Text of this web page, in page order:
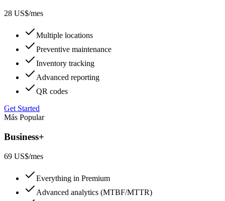
28 US$/mes
Multiple locations
Preventive maintenance
Inventory tracking
Advanced reporting
QR codes
Get Started
Más Popular
Business+
69 US$/mes
Everything in Premium
Advanced analytics (MTBF/MTTR)